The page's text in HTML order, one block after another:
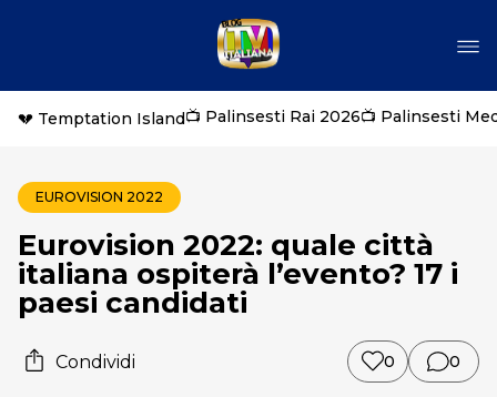
💔 Temptation Island📺 Palinsesti Rai 2026📺 Palinsesti
EUROVISION 2022
Eurovision 2022: quale città
italiana ospiterà l’evento? 17 i
paesi candidati
Condividi 0 0